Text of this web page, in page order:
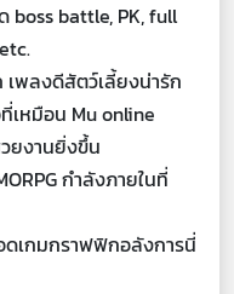
boss battle, PK, full
เพลงดีสัตว์เลี้ยงน่ารัก
เหมือน Mu online
ยงานยิ่งขึ้น
กำลังภายในที่
เกมกราฟฟิกอลังการนี่